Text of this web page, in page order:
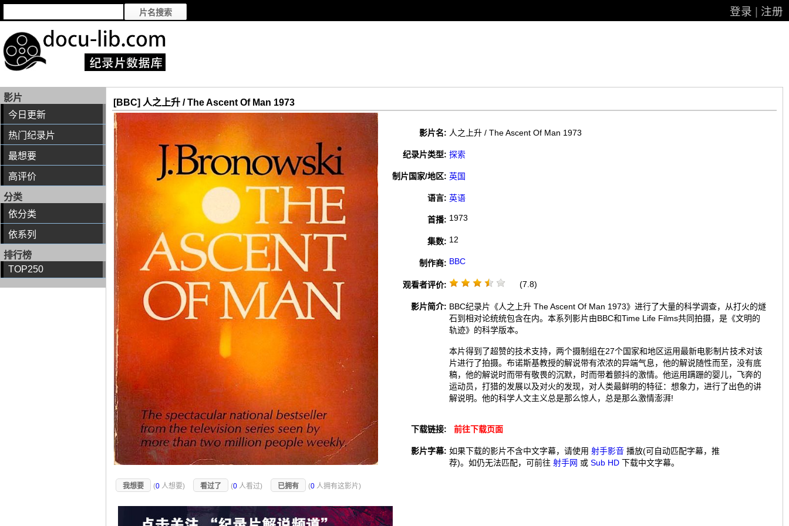
登录 注册
影片
今日更新
热门纪录片
最想要
高评价
分类
依分类
依系列
排行榜
TOP250
[BBC] 人之上升 / The Ascent Of Man 1973
影片名: 人之上升 / The Ascent Of Man 1973
纪录片类型: 探索
制片国家/地区: 英国
语言: 英语
首播: 1973
集数: 12
制作商: BBC
观看者评价: (7.8)
影片简介: BBC纪录片《人之上升 The Ascent Of Man 1973》进行了大量的科学调查，从打火的燧
石到相对论统统包含在内。本系列影片由BBC和Time Life Films共同拍摄，是《文明的
轨迹》的科学版本。
本片得到了超赞的技术支持，两个摄制组在27个国家和地区运用最新电影制片技术对该
片进行了拍摄。布诺斯基教授的解说带有浓浓的异端气息，他的解说随性而至，没有底
稿，他的解说时而带有敬畏的沉默，时而带着颤抖的激情。他运用蹒跚的婴儿，飞奔的
运动员，打猎的发展以及对火的发现，对人类最鲜明的特征：想象力，进行了出色的讲
解说明。他的科学人文主义总是那么惊人，总是那么激情澎湃!
下载链接: 前往下载页面
影片字幕: 如果下载的影片不含中文字幕，请使用 射手影音 播放(可自动匹配字幕，推
荐)。如仍无法匹配，可前往 射手网 或 Sub HD 下载中文字幕。
我想要 (0 人想要) 看过了 (0 人看过) 已拥有 (0 人拥有这影片)